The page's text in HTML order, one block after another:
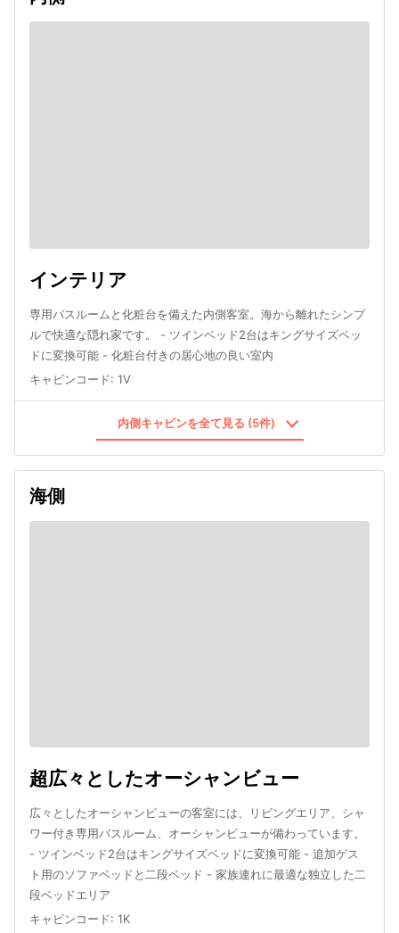
インテリア
専用バスルームと化粧台を備えた内側客室。海から離れたシンプ
ルで快適な隠れ家です。 - ツインベッド2台はキングサイズベッ
ドに変換可能 - 化粧台付きの居心地の良い室内
キャビンコード: 1V
内側キャビンを全て見る (5件)
海側
超広々としたオーシャンビュー
広々としたオーシャンビューの客室には、リビングエリア、シャ
ワー付き専用バスルーム、オーシャンビューが備わっています。
- ツインベッド2台はキングサイズベッドに変換可能 - 追加ゲス
ト用のソファベッドと二段ベッド - 家族連れに最適な独立した二
段ベッドエリア
キャビンコード: 1K